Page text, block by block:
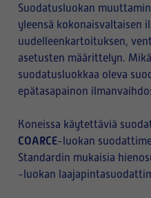
Suodatusluokan
yleensä kokonaisvaltaisen
uudelleenkartoituksen,
asetusten määrittelyn.
suodatusluokkaa oleva
epätasapainon
Koneissa käytettäviä
COARCE-luokan
Standardin mukaisia
-luokan